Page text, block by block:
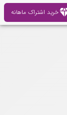
خرید اشتراک ماهانه